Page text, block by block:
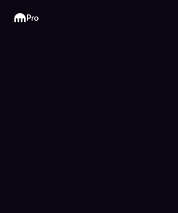
Kraken
Pro